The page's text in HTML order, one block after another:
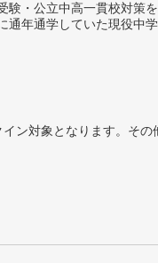
験・公立中高一貫校対策
通年通学していた現役中
ン対象となります。その